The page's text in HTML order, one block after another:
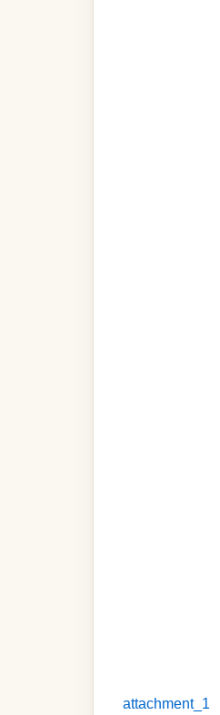
attachment_1